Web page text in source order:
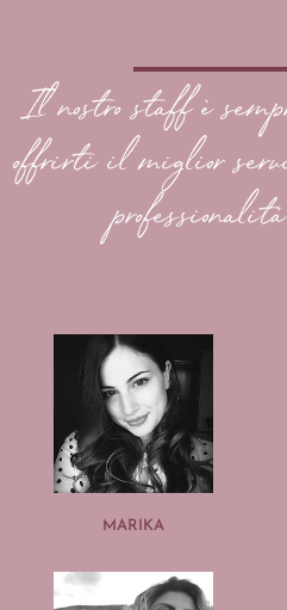
Il nostro staff è
offrirti il miglior
MARIKA